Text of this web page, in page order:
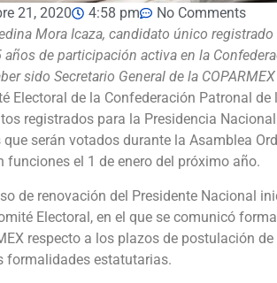
21, 2020 4:58 pm
No Comments
Mora Icaza, candidato único registrado
años de participación activa en la
sido Secretario General de la
Electoral de la Confederación Patronal
registrados para la Presidencia
serán votados durante la Asamblea
funciones el 1 de enero del próximo año.
de renovación del Presidente Nacional
Electoral, en el que se comunicó
respecto a los plazos de postulación
formalidades estatutarias.